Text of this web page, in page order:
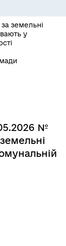
земельні
у
№